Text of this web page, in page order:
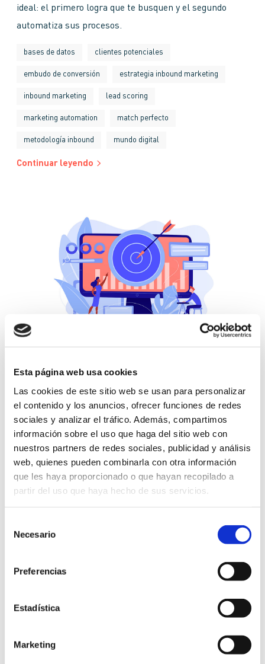
Esta página web usa cookies
Las cookies de este sitio web se usan para personalizar
el contenido y los anuncios, ofrecer funciones de redes
sociales y analizar el tráfico. Además, compartimos
información sobre el uso que haga del sitio web con
nuestros partners de redes sociales, publicidad y análisis
web, quienes pueden combinarla con otra información
que les haya proporcionado o que hayan recopilado a
partir del uso que haya hecho de sus servicios.
Necesario
Preferencias
Estadística
Marketing
ideal: el primero logra que te busquen y el segundo
automatiza sus procesos.
bases de datos clientes potenciales
embudo de conversión estrategia inbound marketing
inbound marketing lead scoring
marketing automation match perfecto
metodología inbound mundo digital
Continuar leyendo
RETARGETING: LA IMPORTANCIA DE
VOLVER A IMPACTAR
Escrito el06 de agostoporDAAS Suite
Te explicamos qué es el retargeting en el marketing
digital, sus cualidades y por qué es útil emplearlo en
anuncios
estrategia de marketing marketing digital
Continuar leyendo